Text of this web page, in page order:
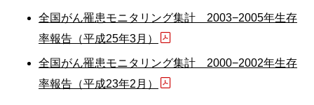
全国がん罹患モニタリング集計 2003−2005年生存
率報告（平成25年3月）
全国がん罹患モニタリング集計 2000−2002年生存
率報告（平成23年2月）